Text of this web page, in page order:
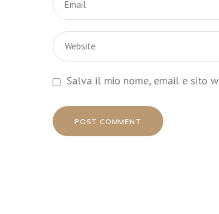
Salva il mio nome, email e sito